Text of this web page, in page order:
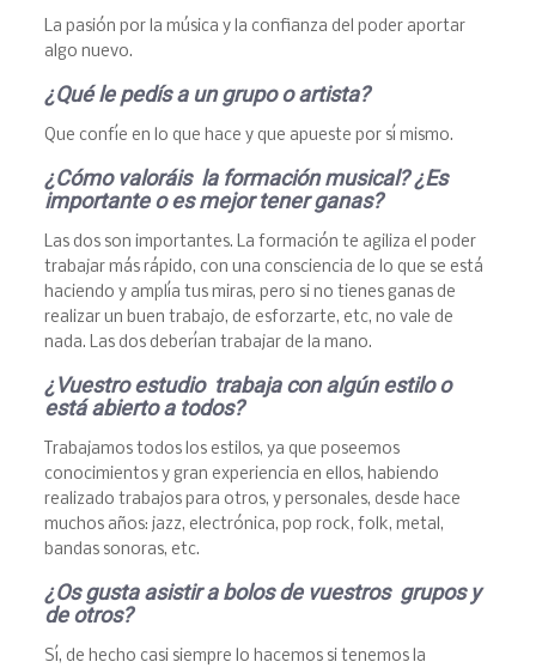
La pasión por la música y la confianza del poder aportar
algo nuevo.
¿Quéle pedís a un grupo o artista?
Que confíe en lo que hace y que apueste por sí mismo.
¿Cómo valoráis la formación musical? ¿Es
importante o es mejor tener ganas?
Las dos son importantes. La formación te agiliza el poder
trabajar más rápido, con una consciencia de lo que se está
haciendo y amplía tus miras, pero si no tienes ganas de
realizar un buen trabajo, de esforzarte, etc, no vale de
nada. Las dos deberían trabajar de la mano.
¿Vuestro estudio trabaja con algún estilo o
estáabierto a todos?
Trabajamos todos los estilos, ya que poseemos
conocimientos y gran experiencia en ellos, habiendo
realizado trabajos para otros, y personales, desde hace
muchos años: jazz, electrónica, pop rock, folk, metal,
bandas sonoras, etc.
¿Os gusta asistir a bolos de vuestros grupos y
de otros?
Sí, de hecho casi siempre lo hacemos si tenemos la